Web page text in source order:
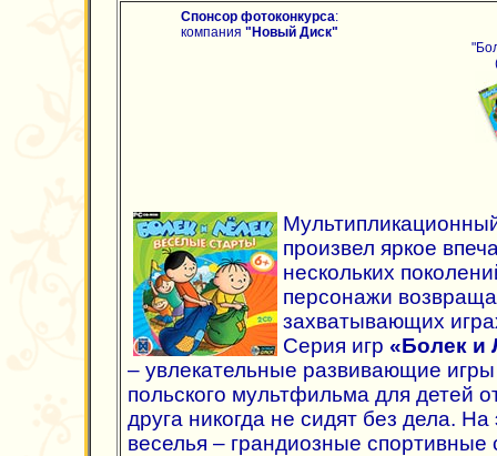
Спонсор фотоконкурса:
компания "Новый Диск"
произвел яркое
нескольких
персонажи
захватывающих
Серия игр «Болек и
– увлекательные развивающие
польского мультфильма для детей
друга никогда не сидят без дела. На
веселья – грандиозные спортивные